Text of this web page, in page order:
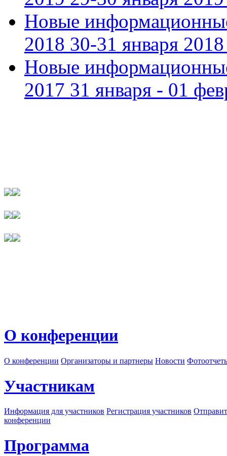
Новые
2018 30-31 января 2018
Новые
2017 31 января - 01
О конференции
О конференции Организаторы и партнеры Новости
Участникам
Информация для участников Регистрация участников
конференции
Программа